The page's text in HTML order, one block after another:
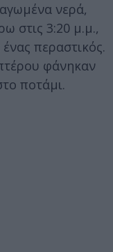
νερά,
στις 3:20 μ.μ.,
περαστικός.
φάνηκαν
ποτάμι.